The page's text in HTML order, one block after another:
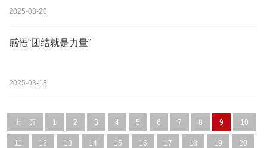
2025-03-20
感悟“团结就是力量”
2025-03-18
上一页 1 2 3 4 5 6 7 8 9 10
11 12 13 14 15 16 17 18 19 20